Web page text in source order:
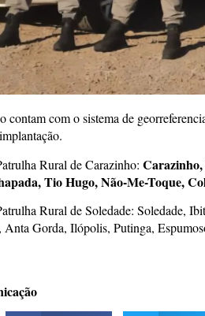
contam com o sistema de
Rural de Carazinho:
Tio Hugo, Não-Me-Toque,
Rural de Soledade: Soledade,
Anta Gorda, Ilópolis, Putinga,